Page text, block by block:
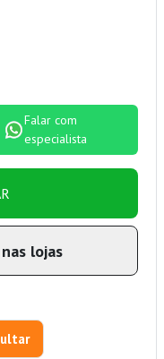
Falar com
especialista
lojas